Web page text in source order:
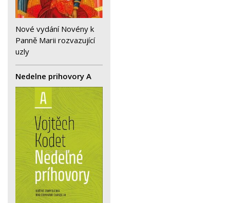
Nové vydání Novény k
Panně Marii rozvazující
uzly
Nedelne prihovory A